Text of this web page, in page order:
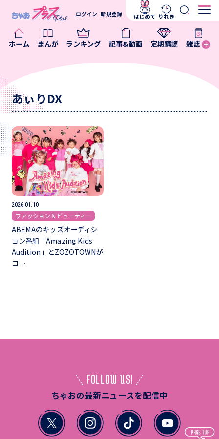
ホーム まんが ランキング 記事&動画 定期購読 雑誌
ログイン 新規登録 はじめて りれき
あぃりDX
2026.01.10
ファッション＆ビューティー
ABEMAのキッズオーディシ
ョン番組「Amazing Kids
Audition」とZOZOTOWNが
コ…
FOLLOW US!
ちゃおの最新ニュースを配信中